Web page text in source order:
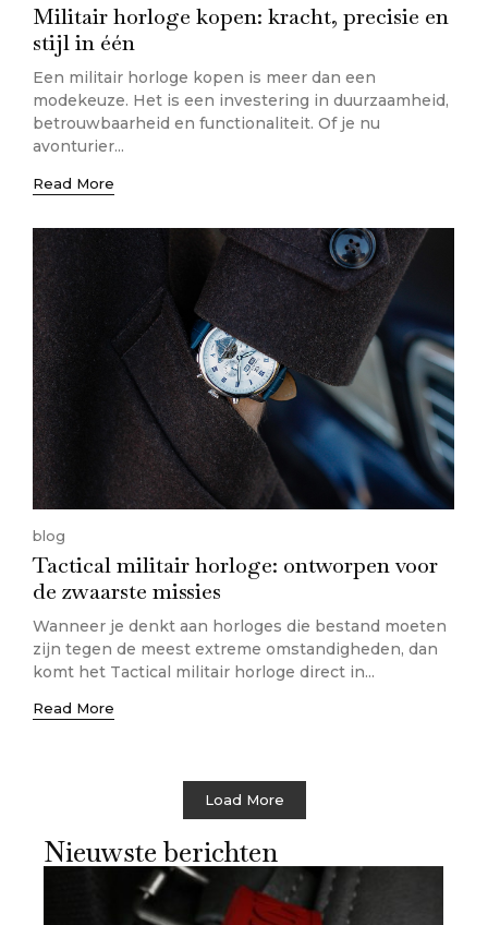
Militair horloge kopen: kracht, precisie en
stijl in één
Een militair horloge kopen is meer dan een
modekeuze. Het is een investering in duurzaamheid,
betrouwbaarheid en functionaliteit. Of je nu
avonturier...
Read More
blog
Tactical militair horloge: ontworpen voor
de zwaarste missies
Wanneer je denkt aan horloges die bestand moeten
zijn tegen de meest extreme omstandigheden, dan
komt het Tactical militair horloge direct in...
Read More
Load More
Nieuwste berichten